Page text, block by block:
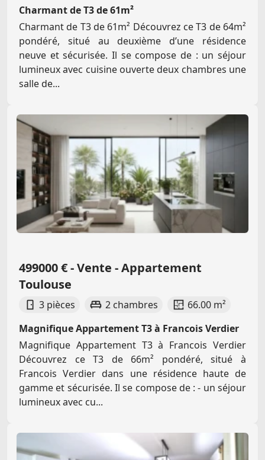
Charmant de T3 de 61m²
Charmant de T3 de 61m² Découvrez ce T3 de 64m²
pondéré, situé au deuxième d’une résidence
neuve et sécurisée. Il se compose de : un séjour
lumineux avec cuisine ouverte deux chambres une
salle de...
499000 € - Vente - Appartement
Toulouse
3 pièces 2 chambres
66.00 m²
Magnifique Appartement T3 à Francois Verdier
Magnifique Appartement T3 à Francois Verdier
Découvrez ce T3 de 66m² pondéré, situé à
Francois Verdier dans une résidence haute de
gamme et sécurisée. Il se compose de : - un séjour
lumineux avec cu...